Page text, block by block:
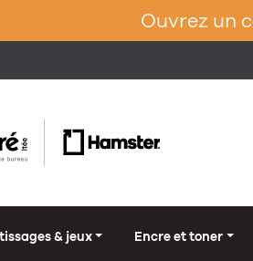
Ouvrez un
& jeux Encre et toner